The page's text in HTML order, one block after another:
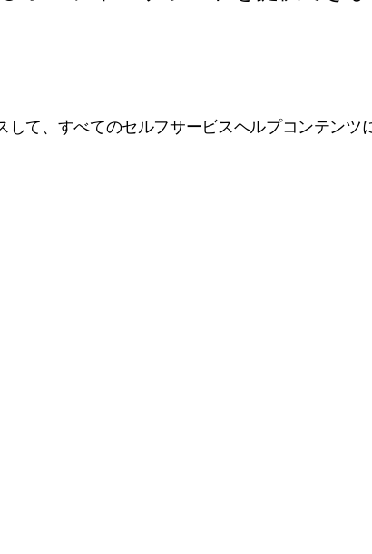
て、すべてのセルフサービスヘルプコンテンツ